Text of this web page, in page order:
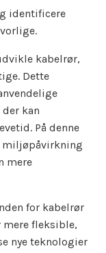
identificere
kabelrør,
Dette
kan
På denne
miljøpåvirkning
mere
for kabelrør
fleksible,
nye teknologier